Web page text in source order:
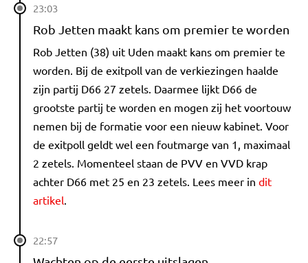
23:03
Rob Jetten maakt kans om premier te worden
Rob Jetten (38) uit Uden maakt kans om premier te
worden. Bij de exitpoll van de verkiezingen haalde
zijn partij D66 27 zetels. Daarmee lijkt D66 de
grootste partij te worden en mogen zij het voortouw
nemen bij de formatie voor een nieuw kabinet. Voor
de exitpoll geldt wel een foutmarge van 1, maximaal
2 zetels. Momenteel staan de PVV en VVD krap
achter D66 met 25 en 23 zetels. Lees meer in dit
artikel
22:57